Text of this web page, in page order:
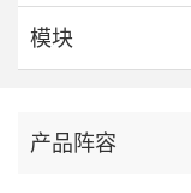
模块
产品阵容